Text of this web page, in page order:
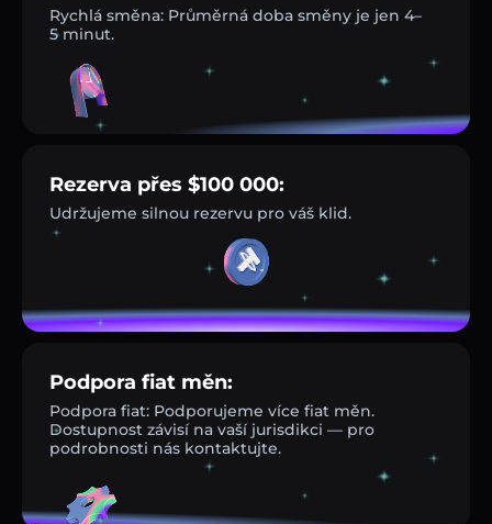
Rychlá směna: Průměrná doba směny je jen 4–
5 minut.
Rezerva přes $100 000:
Udržujeme silnou rezervu pro váš klid.
Podpora fiat měn:
Podpora fiat: Podporujeme více fiat měn.
Dostupnost závisí na vaší jurisdikci — pro
podrobnosti nás kontaktujte.